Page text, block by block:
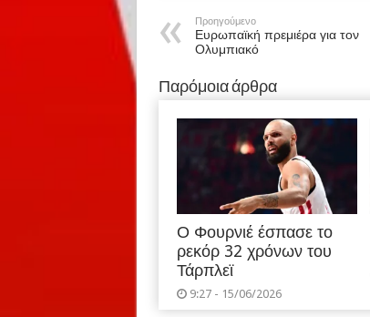
Προηγούμενο
Ευρωπαϊκή πρεμιέρα για τον
Ολυμπιακό
Παρόμοια άρθρα
Ο Φουρνιέ έσπασε το
ρεκόρ 32 χρόνων του
Τάρπλεϊ
9:27 - 15/06/2026